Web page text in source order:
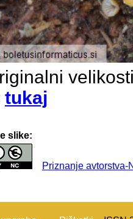
tukaj
slike:
Priznanje avtorstva-